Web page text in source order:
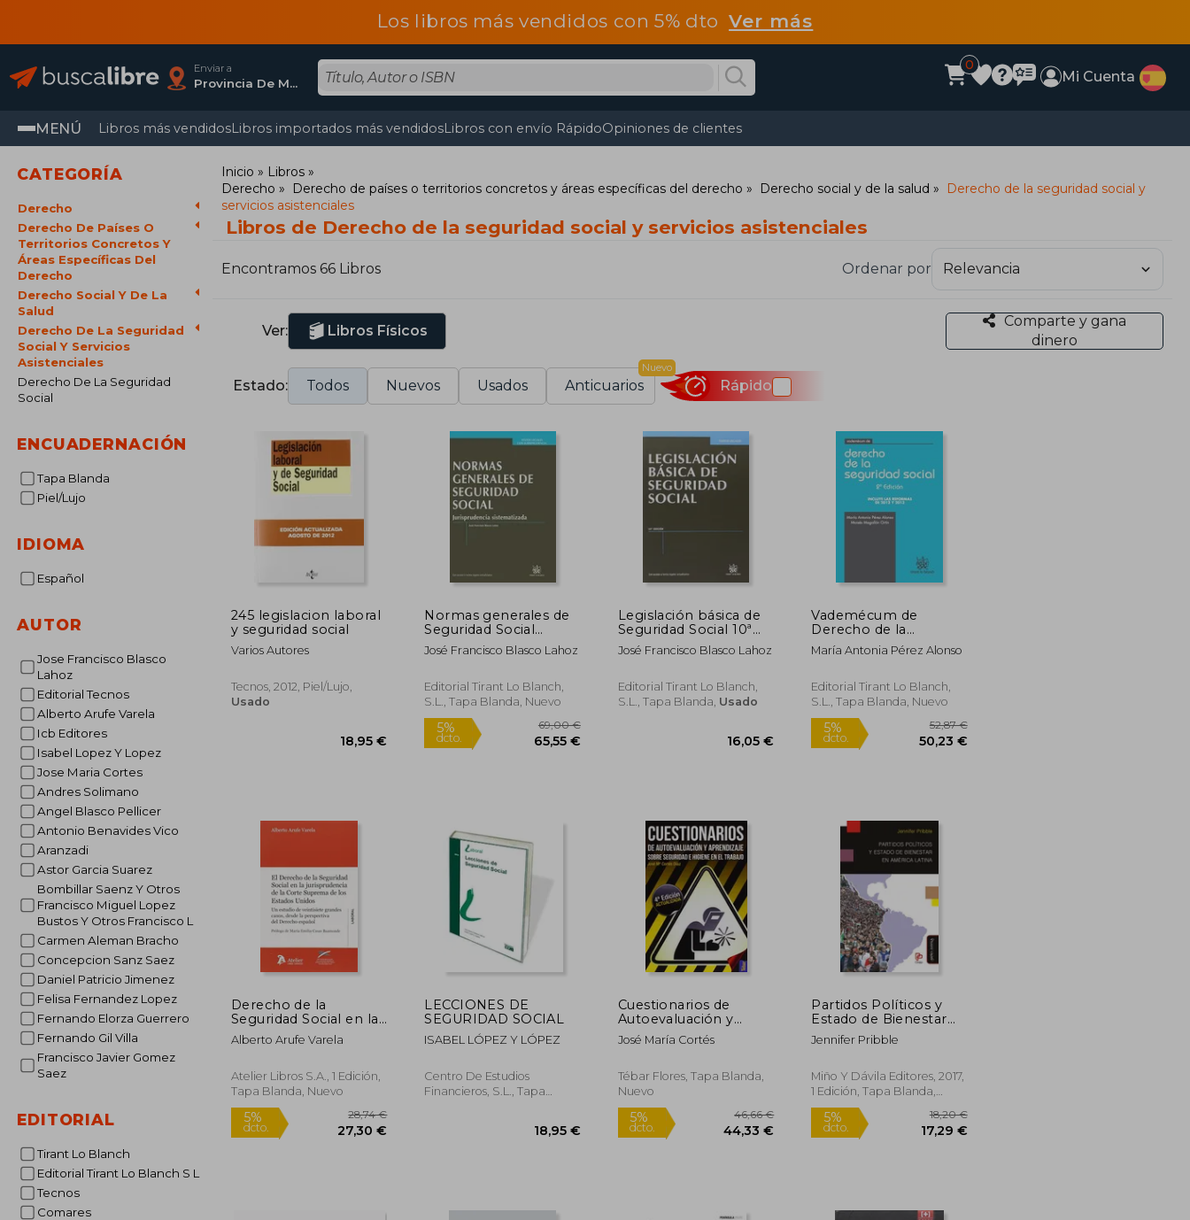
Los libros más vendidos con 5% dtoVer más
Enviar a
Provincia De Madrid
0
Mi Cuenta
MENÚ Libros más vendidosLibros importados más vendidosLibros con envío RápidoOpiniones de clientes
CATEGORÍA
Derecho
Derecho De Países O
Territorios Concretos Y
Áreas Específicas Del
Derecho
Derecho Social Y De La
Salud
Derecho De La Seguridad
Social Y Servicios
Asistenciales
Derecho De La Seguridad
Social
ENCUADERNACIÓN
Tapa Blanda
Piel/Lujo
IDIOMA
Español
AUTOR
Jose Francisco Blasco
Lahoz
Editorial Tecnos
Alberto Arufe Varela
Icb Editores
Isabel Lopez Y Lopez
Jose Maria Cortes
Andres Solimano
Angel Blasco Pellicer
Antonio Benavides Vico
Aranzadi
Astor Garcia Suarez
Bombillar Saenz Y Otros
Francisco Miguel Lopez
Bustos Y Otros Francisco L
Carmen Aleman Bracho
Concepcion Sanz Saez
Daniel Patricio Jimenez
Felisa Fernandez Lopez
Fernando Elorza Guerrero
Fernando Gil Villa
Francisco Javier Gomez
Saez
EDITORIAL
Tirant Lo Blanch
Editorial Tirant Lo Blanch S L
Tecnos
Comares
Inicio
Libros
Derecho
Derecho de países o territorios concretos y áreas específicas del derecho Derecho social y de la salud
Derecho de la seguridad social y
servicios asistenciales
Libros de Derecho de la seguridad social y servicios asistenciales
Encontramos 66 Libros Ordenar por
Ver: Libros Físicos
Comparte y gana
dinero
Estado: Todos Nuevos Usados Anticuarios
Nuevo
Rápido
245 legislacion laboral
y seguridad social
Varios Autores
Tecnos, 2012, Piel/lujo,
Usado
Normas generales de
Seguridad Social
Jurisprudencia
Sistematizada 1ª Ed.
José Francisco Blasco Lahoz
Editorial Tirant Lo Blanch,
S.L., Tapa Blanda, Nuevo
Legislación básica de
Seguridad Social 10ª
Ed. 2013 (Textos
Legales)
José Francisco Blasco Lahoz
Editorial Tirant Lo Blanch,
S.L., Tapa Blanda, Usado
16,05 €
Vademécum de
Derecho de la
Seguridad Social 2ª Ed.
2013
María Antonia Pérez Alonso
Editorial Tirant Lo Blanch,
S.L., Tapa Blanda, Nuevo
dcto.
Derecho de la
Seguridad Social en la
jurisprudencia de la
Corte Suprema de los
estudio de veintisiete
grandes casos, desde
Derecho español.
(Atelier Laboral)
Alberto Arufe Varela
Atelier Libros S.A., 1 Edición,
Tapa Blanda, Nuevo
LECCIONES DE
SEGURIDAD SOCIAL
ISABEL LÓPEZ Y LÓPEZ
Centro De Estudios
Financieros, S.L., Tapa
Cuestionarios de
Autoevaluación y
Aprendizaje sobre
Seguridad e Higiene
José María Cortés
Tébar Flores, Tapa Blanda,
Nuevo
Partidos Políticos y
Estado de Bienestar
en América Latina
Jennifer Pribble
Miño Y Dávila Editores, 2017,
1 Edición, Tapa Blanda,
Nuevo